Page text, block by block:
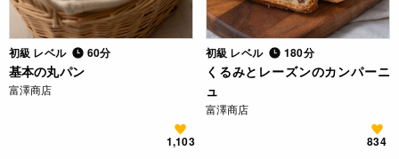
初級 レベル 60分
基本の丸パン
富澤商店
1,103
初級 レベル 180分
くるみとレーズンのカンパーニ
ュ
富澤商店
834